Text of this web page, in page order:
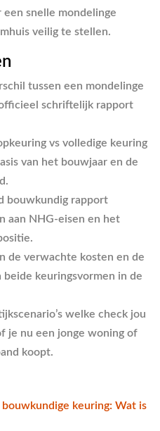
snelle mondelinge
veilig te stellen.
tussen een mondelinge
schriftelijk rapport
vs volledige keuring
van het bouwjaar en de
bouwkundig rapport
aan NHG-eisen en het
de verwachte kosten en de
keuringsvormen in de
welke check jou
je nu een jonge woning of
koopt.
keuring: Wat is